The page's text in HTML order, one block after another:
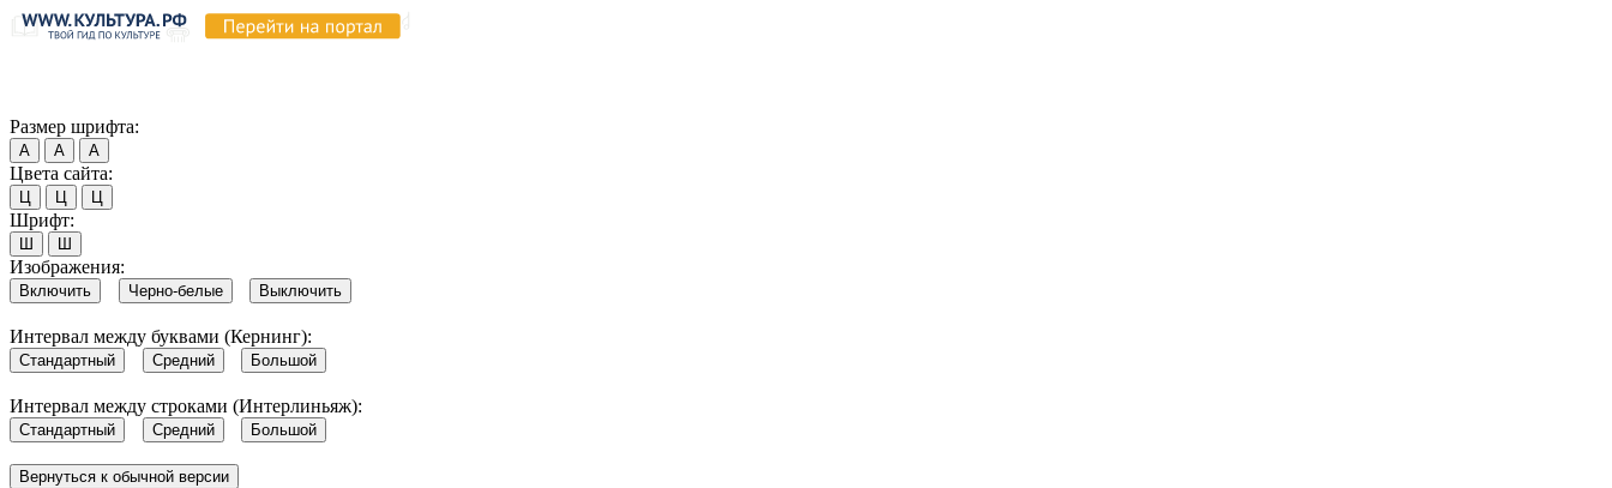
Размер шрифта:
А А А
Цвета сайта:
Ц Ц Ц
Шрифт:
Ш Ш
Изображения:
Включить Черно-белые Выключить
Интервал между буквами (Кернинг):
Стандартный Средний Большой
Интервал между строками (Интерлиньяж):
Стандартный Средний Большой
Вернуться к обычной версии